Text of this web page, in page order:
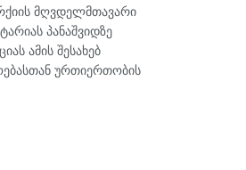
მღვდელმთავარი
პანაშვიდზე
ამის შესახებ
ურთიერთობის